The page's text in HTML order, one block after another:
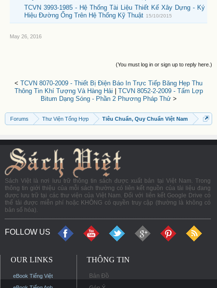
TCVN 3993-1985 - Hệ Thống Tài Liệu Thiết Kế Xây Dựng - Ký
Hiệu Đường Ống Trên Hệ Thống Kỹ Thuật 15/10/2015
May 26, 2016
(You must log in or sign up to reply here.)
< TCVN 8070-2009 - Thiết Bị Điện Báo In Trực Tiếp Băng Hẹp Thu
Thông Tin Khí Tượng Và Hàng Hải | TCVN 8052-2-2009 - Tấm Lợp
Bitum Dạng Sóng - Phần 2 Phương Pháp Thử>
Forums Thư Viện Tổng Hợp Tiêu Chuẩn, Quy Chuẩn Việt Nam
Sách Việt là nơi lưu trữ thông tin sách được xuất bản tại Việt Nam. Trong
thông tin giới thiệu của mỗi sách thường có liên kết nguồn của tài liệu đang
được lưu trữ tại các thư viện của Việt Nam. Đối với liên kết Google Drive có
thể tải được miễn phí hoặc KHÔNG có quyền truy cập (thường là không có
bản số hóa).
FOLLOW US
OUR LINKS
eBook Tiếng Việt
THÔNG TIN
Bản Đồ